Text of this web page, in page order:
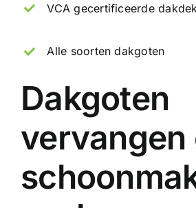
VCA gecertificeerde
Alle soorten dakgoten
Dakgoten
vervangen